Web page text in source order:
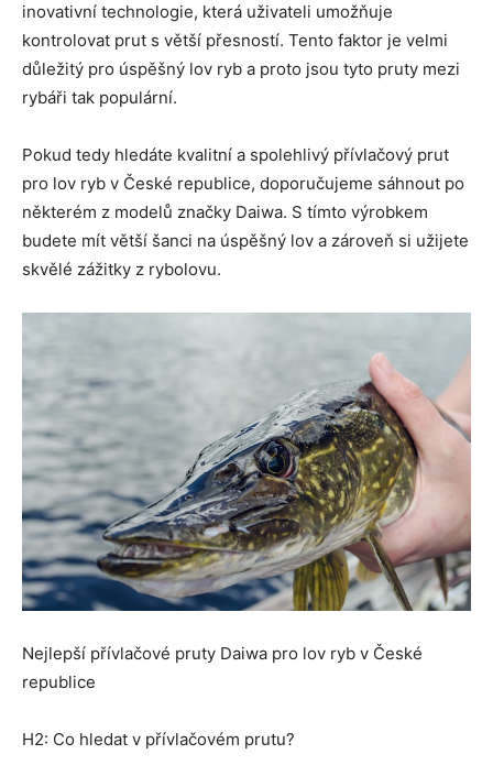
inovativní technologie, která uživateli umožňuje
kontrolovat prut s větší přesností. Tento faktor je velmi
důležitý pro úspěšný lov ryb a proto jsou tyto pruty mezi
rybáři tak populární.
Pokud tedy hledáte kvalitní a spolehlivý přívlačový prut
pro lov ryb v České republice, doporučujeme sáhnout po
některém z modelů značky Daiwa. S tímto výrobkem
budete mít větší šanci na úspěšný lov a zároveň si užijete
skvělé zážitky z rybolovu.
Nejlepší přívlačové pruty Daiwa pro lov ryb v České
republice
H2: Co hledat v přívlačovém prutu?